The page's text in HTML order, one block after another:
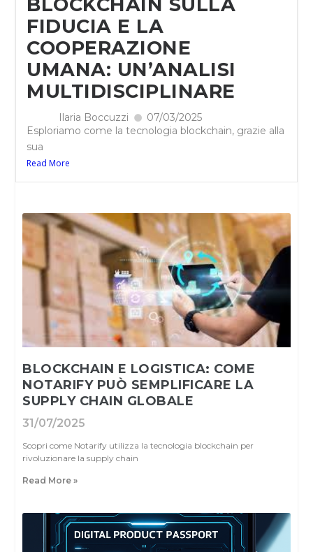
FIDUCIA E LA
COOPERAZIONE
UMANA: UN’ANALISI
MULTIDISCIPLINARE
Ilaria Boccuzzi
07/03/2025
Esploriamo come la tecnologia blockchain, grazie alla
sua
Read More
BLOCKCHAIN E LOGISTICA: COME
NOTARIFY PUÒ SEMPLIFICARE LA
SUPPLY CHAIN GLOBALE
31/07/2025
Scopri come Notarify utilizza la tecnologia blockchain per
rivoluzionare la supply chain
Read More »